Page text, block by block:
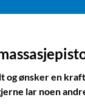
og ønsker en
lar noen